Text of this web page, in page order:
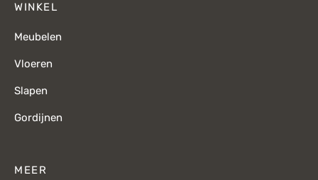
WINKEL
Meubelen
Vloeren
Slapen
Gordijnen
MEER